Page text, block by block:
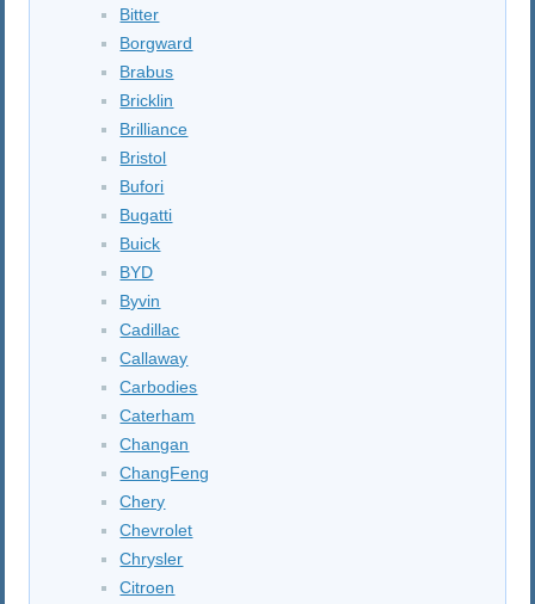
Bitter
Borgward
Brabus
Bricklin
Brilliance
Bristol
Bufori
Bugatti
Buick
BYD
Byvin
Cadillac
Callaway
Carbodies
Caterham
Changan
ChangFeng
Chery
Chevrolet
Chrysler
Citroen